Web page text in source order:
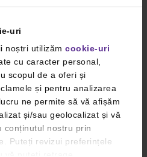
uri
noștri utilizăm cookie-uri
cu caracter personal,
scopul de a oferi și
și pentru analizarea
ne permite să vă afișăm
și/sau geolocalizat și vă
conținutul nostru prin
Puteți revizui preferințele